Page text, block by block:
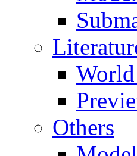
Others